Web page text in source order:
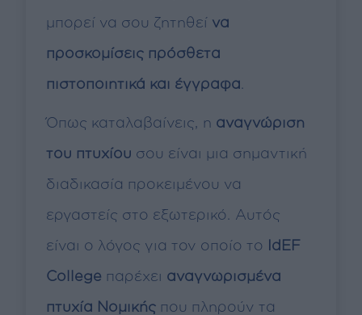
μπορεί να σου ζητηθεί να
προσκομίσεις πρόσθετα
πιστοποιητικά και έγγραφα
Όπως καταλαβαίνεις, η αναγνώριση
του πτυχίου σου είναι μια σημαντική
διαδικασία προκειμένου να
εργαστείς στο εξωτερικό. Αυτός
είναι ο λόγος για τον οποίο το IdEF
College παρέχει αναγνωρισμένα
πτυχία Νομικής που πληρούν τα